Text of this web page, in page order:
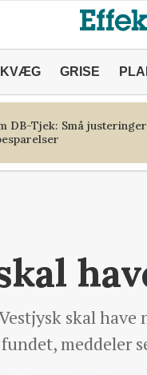
KVÆG GRISE
DB-Tjek: Små
skal
meddeler